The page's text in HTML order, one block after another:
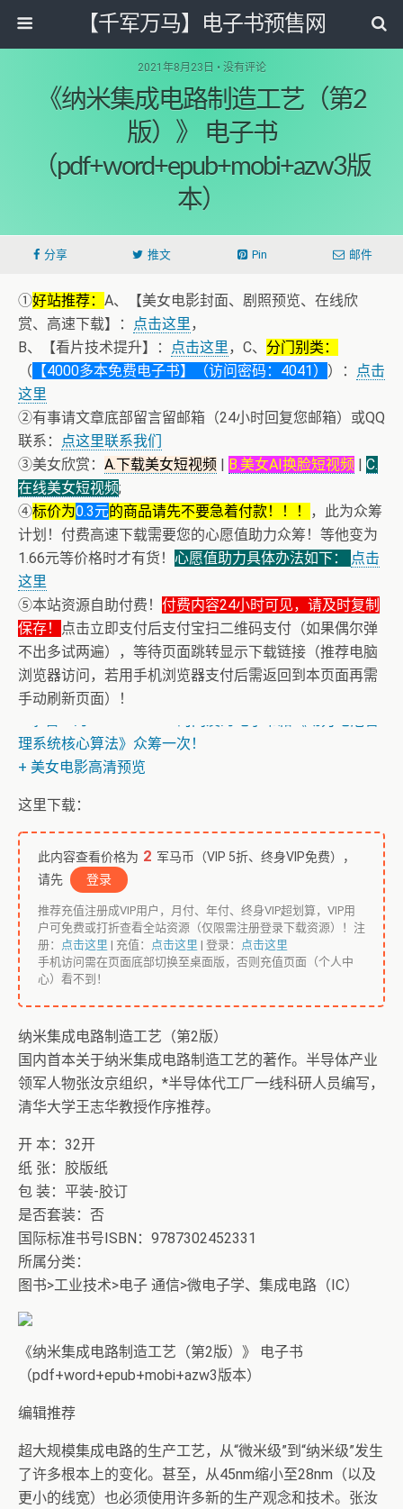
【千军万马】电子书预售网
2021年8月23日 • 没有评论
《纳米集成电路制造工艺（第2
版）》 电子书
（pdf+word+epub+mobi+azw3版
本）
分享 推文 Pin 邮件
①好站推荐： A、【美女电影封面、剧照预览、在线欣
赏、高速下载】：
点击这里，
B、【看片技术提升】：
点击这里，C、 分门别类：
（ 【4000多本免费电子书】（访问密码：4041） ）：
点击
这里
②有事请文章底部留言留邮箱（24小时回复您邮箱）或QQ
联系：
点这里联系我们
③美女欣赏： A.下载美女短视频 | B.美女AI换脸短视频 | C.
在线美女短视频;
④标价为0.3元的商品请先不要急着付款！！！
，此为众筹
计划！付费高速下载需要您的心愿值助力众筹！等他变为
1.66元等价格时才有货！ 心愿值助力具体办法如下：
点击
这里
⑤本站资源自助付费！ 付费内容24小时可见，请及时复制
保存！
点击立即支付后支付宝扫二维码支付（如果偶尔弹
不出多试两遍），等待页面跳转显示下载链接（推荐电脑
浏览器访问，若用手机浏览器支付后需返回到本页面再需
手动刷新页面）！
+ 恭喜IP为180.201.1.217的网友为电子书籍《动力电池管
理系统核心算法》众筹一次！
+ 美女电影高清预览
+ 恭喜IP为180.201.1.217的网友为电子书籍《动力电池管
理系统核心算法》众筹一次！
这里下载：
此内容查看价格为 2 军马币（VIP 5折、终身VIP免费），
请先
登录
推荐充值注册成VIP用户，月付、年付、终身VIP超划算，VIP用
户可免费或打折查看全站资源（仅限需注册登录下载资源）！注
册：
点击这里 | 充值： 点击这里 | 登录：
点击这里
手机访问需在页面底部切换至桌面版，否则充值页面（个人中
心）看不到！
纳米集成电路制造工艺（第2版）
国内首本关于纳米集成电路制造工艺的著作。半导体产业
领军人物张汝京组织，*半导体代工厂一线科研人员编写，
清华大学王志华教授作序推荐。
开 本：32开
纸 张：胶版纸
包 装：平装-胶订
是否套装：否
国际标准书号ISBN：9787302452331
所属分类：
图书>工业技术>电子 通信>微电子学、集成电路（IC）
《纳米集成电路制造工艺（第2版）》 电子书
（pdf+word+epub+mobi+azw3版本）
编辑推荐
超大规模集成电路的生产工艺，从“微米级”到“纳米级”发生
了许多根本上的变化。甚至，从45nm缩小至28nm（以及
更小的线宽）也必须使用许多新的生产观念和技术。张汝